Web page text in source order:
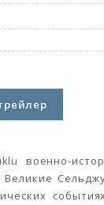
военно-